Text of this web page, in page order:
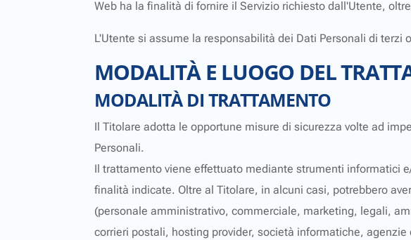
Web ha la finalità di fornire il Servizio richiesto dall'Utente,
L'Utente si assume la responsabilità dei Dati Personali di
MODALITÀ E LUOGO DEL
MODALITÀ DI TRATTAMENTO
Il Titolare adotta le opportune misure di sicurezza volte ad
Personali.
Il trattamento viene effettuato mediante strumenti informatici
finalità indicate. Oltre al Titolare, in alcuni casi, potrebbero
(personale amministrativo, commerciale, marketing, legali,
corrieri postali, hosting provider, società informatiche,